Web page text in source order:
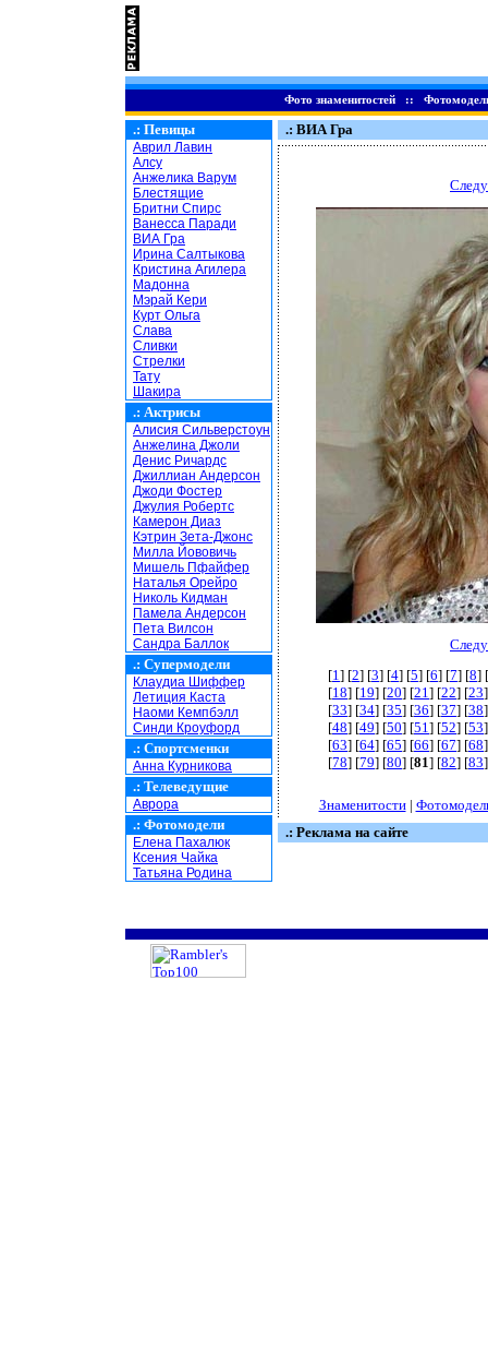
Фото знаменитостей::
.: Певицы
Аврил Лавин
Алсу
Анжелика Варум
Блестящие
Бритни Спирс
Ванесса Паради
ВИА Гра
Ирина Салтыкова
Кристина Агилера
Мадонна
Мэрай Кери
Курт Ольга
Слава
Сливки
Стрелки
Тату
Шакира
.: Актрисы
Алисия Сильверстоун
Анжелина Джоли
Денис Ричардс
Джиллиан Андерсон
Джоди Фостер
Джулия Робертс
Камерон Диаз
Кэтрин Зета-Джонс
Милла Йововичь
Мишель Пфайфер
Наталья Орейро
Николь Кидман
Памела Андерсон
Пета Вилсон
Сандра Баллок
.: Супермодели
Клаудиа Шиффер
Летиция Каста
Наоми Кемпбэлл
Синди Кроуфорд
.: Спортсменки
Анна Курникова
.: Телеведущие
Аврора
.: Фотомодели
Елена Пахалюк
Ксения Чайка
Татьяна Родина
.: ВИА Гра
[1] [2] [3] [4] [5] [6] [7] [8] [
[18] [19] [20] [21] [22] [23
[33] [34] [35] [36] [37] [38
[48] [49] [50] [51] [52] [53
[63] [64] [65] [66] [67] [68
[78] [79] [80] [81] [82] [83
Знаменитости|
.: Реклама на сайте